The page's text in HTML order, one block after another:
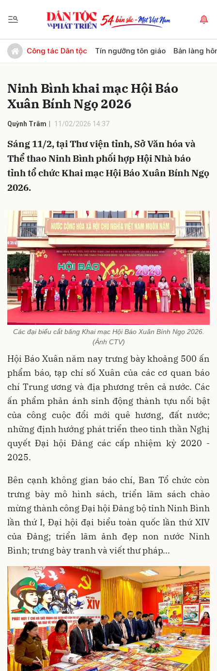
Công tác Dân tộc Tín ngưỡng tôn giáo Bản làng
Ninh Bình khai mạc Hội Báo
Xuân Bính Ngọ 2026
Quỳnh Trâm 11/02/2026 14:37
Sáng 11/2, tại Thư viện tỉnh, Sở Văn hóa và
Thể thao Ninh Bình phối hợp Hội Nhà báo
tỉnh tổ chức Khai mạc Hội Báo Xuân Bính Ngọ
2026.
Các đại biểu cắt băng Khai mạc Hội Báo Xuân Bính Ngọ 2026.
(Ảnh CTV)
Hội Báo Xuân năm nay trưng bày khoảng 500 ấn
phẩm báo, tạp chí số Xuân của các cơ quan báo
chí Trung ương và địa phương trên cả nước. Các
ấn phẩm phản ánh sinh động thành tựu nổi bật
của công cuộc đổi mới quê hương, đất nước;
những định hướng phát triển theo tinh thần Nghị
quyết Đại hội Đảng các cấp nhiệm kỳ 2020 -
2025.
Bên cạnh không gian báo chí, Ban Tổ chức còn
trưng bày mô hình sách, triển lãm sách chào
mừng thành công Đại hội Đảng bộ tỉnh Ninh Bình
lần thứ I, Đại hội đại biểu toàn quốc lần thứ XIV
của Đảng; triển lãm ảnh đẹp non nước Ninh
Bình; trưng bày tranh và viết thư pháp...
Gửi bình luận
Hủy Gửi